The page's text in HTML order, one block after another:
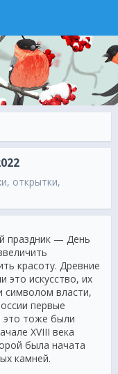
открытки,
праздник — День
красоту. Древние
это искусство, их
символом власти,
первые
это тоже были
XVIII века
была начата
камней.